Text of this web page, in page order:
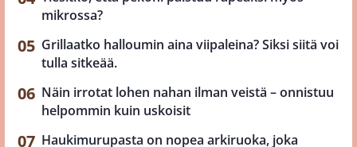
mikrossa?
Grillaatko halloumin aina viipaleina? Siksi siitä voi
tulla sitkeää.
Näin irrotat lohen nahan ilman veistä – onnistuu
helpommin kuin uskoisit
Haukimurupasta on nopea arkiruoka, joka